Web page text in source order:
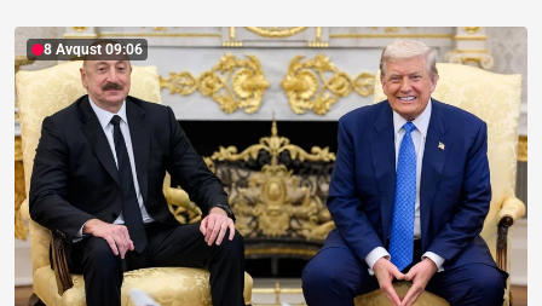
8 Avqust 09:06